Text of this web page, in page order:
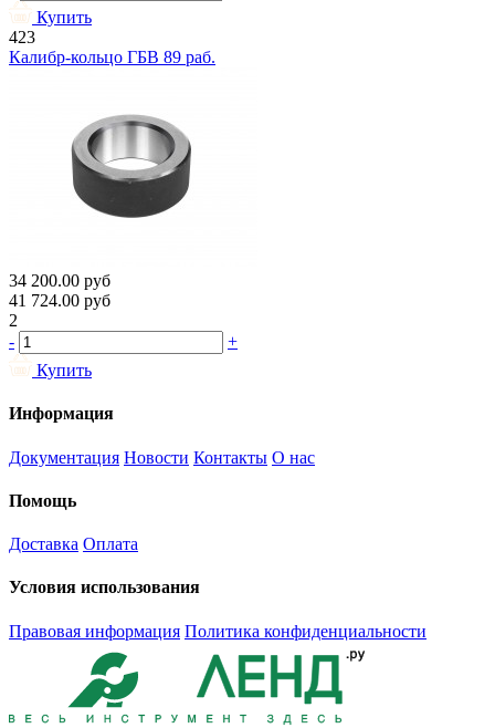
Купить
423
Калибр-кольцо ГБВ 89 раб.
34 200.00 руб
41 724.00 руб
2
-
+
Купить
Информация
Документация Новости Контакты О нас
Помощь
Доставка Оплата
Условия использования
Правовая информация Политика конфиденциальности